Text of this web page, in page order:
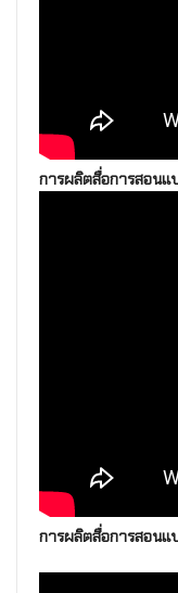
การผลิตสื่อการสอนแ
การผลิตสื่อการสอนแ